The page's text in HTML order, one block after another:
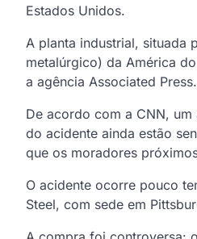
Estados Unidos.
A planta industrial, situada
metalúrgico) da América
a agência Associated Press.
De acordo com a CNN,
do acidente ainda estão
que os moradores
O acidente ocorre pouco
Steel, com sede em